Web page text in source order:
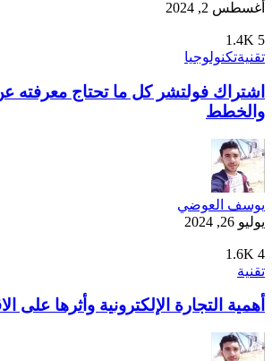
أغسطس 2, 2024
1.4K 5
تقنيةتكنولوجيا
اشتراك فولتشر كل ما تحتاج معرفته
والخطط
يوسف العوضي
يوليو 26, 2024
1.6K 4
تقنية
أهمية التجارة الإلكترونية وأثرها على